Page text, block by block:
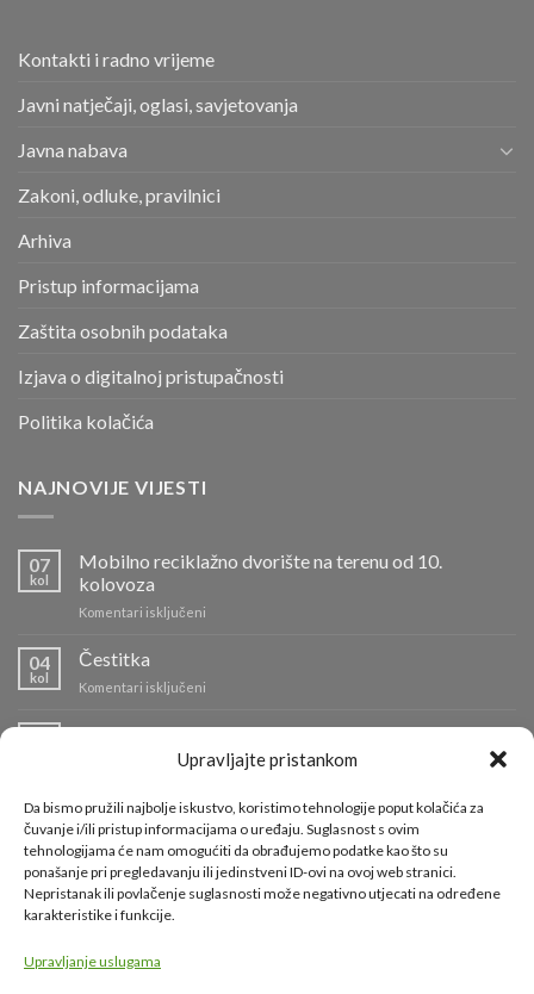
Upravljajte pristankom
Da bismo pružili najbolje iskustvo, koristimo tehnologije poput kolačića za
čuvanje i/ili pristup informacijama o uređaju. Suglasnost s ovim
tehnologijama će nam omogućiti da obrađujemo podatke kao što su
ponašanje pri pregledavanju ili jedinstveni ID-ovi na ovoj web stranici.
Nepristanak ili povlačenje suglasnosti može negativno utjecati na određene
karakteristike i funkcije.
Upravljanje uslugama
Kontakti i radno vrijeme
Javni natječaji, oglasi, savjetovanja
Javna nabava
Zakoni, odluke, pravilnici
Arhiva
Pristup informacijama
Zaštita osobnih podataka
Izjava o digitalnoj pristupačnosti
Politika kolačića
NAJNOVIJE VIJESTI
07
kol
Mobilno reciklažno dvorište na terenu od 10.
kolovoza
Komentari isključeni
od
kolovoza
04
kol
Čestitka
Komentari isključeni
Info o radu reciklažnih dvorišta i odvozu komunalnog
Info
o
radu
reciklažnih
dvorišta
i
01
kol
Požar na Odlagalištu Ilovac lokaliziran
Komentari isključeniza
Požar
na
KORISNI LINKOVI